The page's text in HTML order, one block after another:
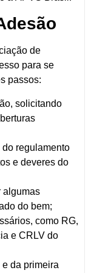
de
para se
passos:
, solicitando
regulamento
e deveres do
algumas
do bem;
como RG,
e CRLV do
da primeira